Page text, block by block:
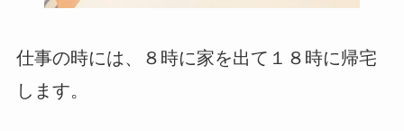
仕事の時には、８時に家を出て１８時に帰宅
します。